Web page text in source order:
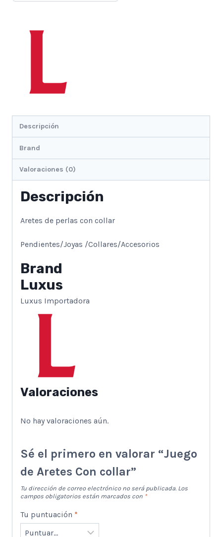
Descripción
Brand
Valoraciones (0)
Descripción
Aretes de perlas con collar
Pendientes/Joyas /Collares/Accesorios
Brand
Luxus
Luxus Importadora
Valoraciones
No hay valoraciones aún.
Sé el primero en valorar “Juego
de Aretes Con collar”
Tu dirección de correo electrónico no será publicada. Los
campos obligatorios están marcados con *
Tu puntuación *